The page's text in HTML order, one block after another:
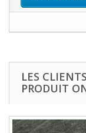
LES
PRODUIT